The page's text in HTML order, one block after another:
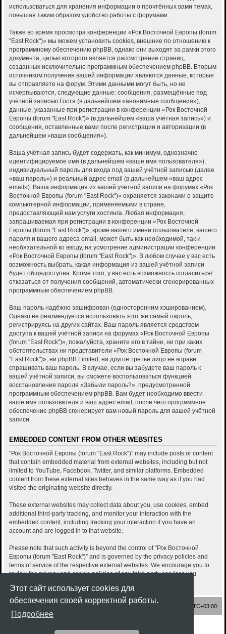
Этот сайт использует cookies для
обеспечения своей корректной работы.
Подробнее
использоваться для хранения информации о прочтённых вами темах,
повышая таким образом удобство работы с форумами.
Также во время просмотра конференции «Рок Восточной Европы (forum
"East Rock")» мы можем установить cookies, внешние по отношению к
программному обеспечению phpBB, однако они выходят за рамки этого
документа, целью которого является рассмотрение страниц,
созданных исключительно программным обеспечением phpBB. Вторым
источником получения вашей информации являются данные, которые
вы отправляете на форум. Этими данными могут быть, но не
исчерпываются, следующие данные: сообщения, размещённые под
учётной записью Гостя (в дальнейшем «анонимные сообщения»),
данные, указанные при регистрации в конференции «Рок Восточной
Европы (forum "East Rock")» (в дальнейшем «ваша учётная запись») и
сообщения, оставленные вами после регистрации и авторизации (в
дальнейшем «ваши сообщения»).
Ваша учётная запись будет содержать, как минимум, однозначно
идентифицируемое имя (в дальнейшем «ваше имя пользователя»),
индивидуальный пароль для входа под вашей учётной записью (далее
«ваш пароль») и реальный адрес email (в дальнейшем «ваш адрес
email»). Ваша информация из вашей учётной записи на форумах «Рок
Восточной Европы (forum "East Rock")» охраняется законами о защите
компьютерной информации, применяемыми в стране,
предоставляющей нам услуги хостинга. Любая информация,
запрашиваемая при регистрации в конференции «Рок Восточной
Европы (forum "East Rock")», кроме вашего имени пользователя, вашего
пароля и вашего адреса email, может быть как необходимой, так и
необязательной ко вводу, на усмотрение администрации конференции
«Рок Восточной Европы (forum "East Rock")». В любом случае у вас есть
возможность выбрать, какая информация из вашей учётной записи
будет общедоступна. Кроме того, у вас есть возможность согласиться/
отказаться от получения сообщений, автоматически сгенерированных
программным обеспечением phpBB.
Ваш пароль надёжно зашифрован (односторонним хэшированием).
Однако не рекомендуется использовать этот же самый пароль,
регистрируясь на других сайтах. Ваш пароль является средством
доступа к вашей учётной записи на форумах «Рок Восточной Европы
(forum "East Rock")», пожалуйста, храните его в тайне, ни при каких
обстоятельствах ни представители «Рок Восточной Европы (forum
"East Rock")», ни phpBB Limited, ни другое третье лицо не вправе
спрашивать ваш пароль. В случае, если вы забудете ваш пароль к
вашей учётной записи, вы сможете воспользоваться функцией
восстановления пароля «Забыли пароль?», предусмотренной
программным обеспечением phpBB. Вам будет необходимо ввести
ваше имя пользователя и ваш адрес email, после чего программное
обеспечение phpBB сгенерирует вам новый пароль для вашей учётной
записи.
EMBEDDED CONTENT FROM OTHER WEBSITES
“Рок Восточной Европы (forum "East Rock")” may include posts or content
that contain embedded material from external websites, including but not
limited to YouTube, Facebook, Twitter, and similar platforms. Embedded
content from these external sites behaves in the same way as if you had
visited the originating website directly.
These external websites may collect data about you, use cookies, embed
additional third-party tracking, and monitor your interaction with the
embedded content, including tracking your interaction if you have an
account and are logged in to that website.
Please note that such activity is beyond the control of “Рок Восточной
Европы (forum "East Rock")” and is governed by the privacy policies and
terms of service of the respective external websites. We encourage you to
review the privacy and cookie policies of any third-party services you
UTC+03:00